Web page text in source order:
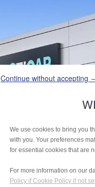
Continue without accepting
We use cookies to bring you
with you. Your preferences
for essential cookies that are
For more information on our
Policy if Cookie Policy if not